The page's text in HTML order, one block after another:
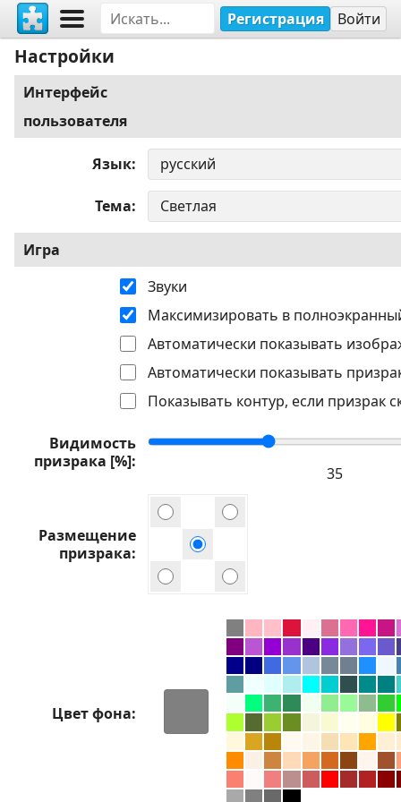
Регистрация Войти
Настройки
Интерфейс
пользователя
Язык
Тема
Игра
Звуки
Максимизировать в
Автоматически показывать
Автоматически показывать
Показывать контур, если призрак
Видимость
призрака [%]
Размещение
призрака
Цвет фона